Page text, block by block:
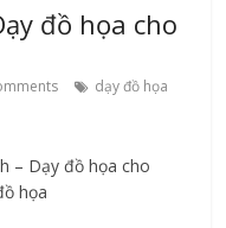
đồ họa cho
dạy đồ họa
– Dạy đồ họa cho
họa